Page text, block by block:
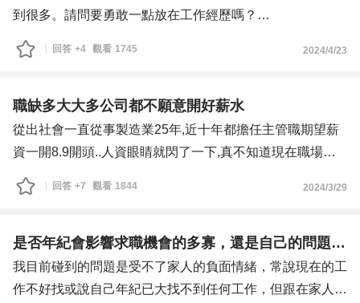
品，公司一半的眾多商品是交給我負責，但真的太多重疊的
開會討論等，加上公司的文化對我來說不如以往，屬於比較
在工作中，還是覺得「事情太多且太雜項，因為我們沒有助
理，很多瑣碎的事情，ex.（跑系統流程、寄送樣本打樣、
確認商品打樣件、確認貨櫃到港貨件、隨時追蹤進度及發送
等），這部分要我PM自己完成，我還要自己研究語法怎麼
品資訊整理好，讓他們上架就好了！ 她們未免也太輕鬆的
工作了吧！
以上這些外，（各項專案的Excel追蹤表）等，（商品來來
到很多。請問要勇敢一點放在工作經歷嗎？
雖然在更前面的工作是系統櫃公司，但是室內設計好像瞧不
起系統櫃…不承認算設計業…
回答 +4 觀看 1745 2024/4/23
職缺多大大多公司都不願意開好薪水
從出社會一直從事製造業25年,近十年都擔任主管職期望薪
資一開8.9開頭..人資眼睛就閃了一下,真不知道現在職場變
的如此不堪,工作能力跟經驗難道不是薪資的評核項目嗎?找
一個低薪沒能力的人進公司半年走掉對公司來說是成本的浪
司省多少成本..又有多少公司注重人才是公司的資產.....
回答 +7 觀看 1845 2024/3/29
是否年紀會影響求職機會的多寡，還是自己的問題導致求職機會少？
我目前碰到的問題是受不了家人的負面情緒，常說現在的工
作不好找或說自己年紀已大找不到任何工作，但跟在家人身